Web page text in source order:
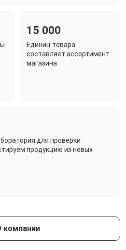
15 000
Единиц товара
составляет ассортимент
магазина
для проверки
продукцию из новых
компании